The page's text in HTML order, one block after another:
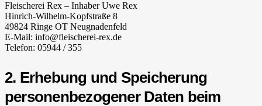
Fleischerei Rex – Inhaber Uwe Rex
Hinrich-Wilhelm-Kopfstraße 8
49824 Ringe OT Neugnadenfeld
E-Mail: info@fleischerei-rex.de
Telefon: 05944 / 355
2. Erhebung und Speicherung
personenbezogener Daten beim